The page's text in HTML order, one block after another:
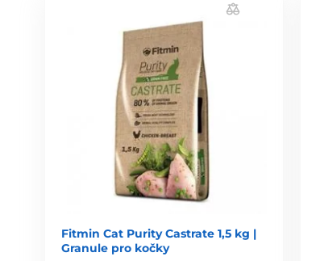
Fitmin Cat Purity Castrate 1,5 kg |
Granule pro kočky